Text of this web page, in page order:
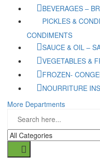
BEVERAGES –
PICKLES &
CONDIMENTS
SAUCE & OIL –
VEGETABLES &
FROZEN-
NOURRITURE
More Departments